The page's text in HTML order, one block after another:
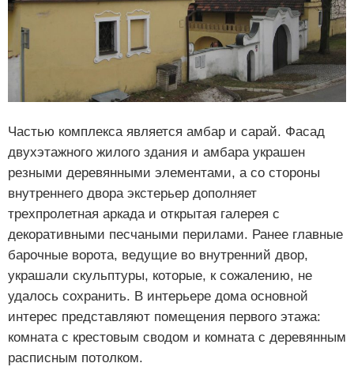
Частью комплекса является амбар и сарай. Фасад
двухэтажного жилого здания и амбара украшен
резными деревянными элементами, а со стороны
внутреннего двора экстерьер дополняет
трехпролетная аркада и открытая галерея с
декоративными песчаными перилами. Ранее главные
барочные ворота, ведущие во внутренний двор,
украшали скульптуры, которые, к сожалению, не
удалось сохранить. В интерьере дома основной
интерес представляют помещения первого этажа:
комната с крестовым сводом и комната с деревянным
расписным потолком.